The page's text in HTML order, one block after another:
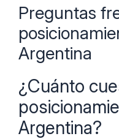
Preguntas
Argentina
¿Cuánto
Argentina?